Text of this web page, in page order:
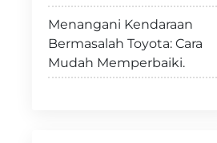
Menangani Kendaraan
Bermasalah Toyota: Cara
Mudah Memperbaiki.